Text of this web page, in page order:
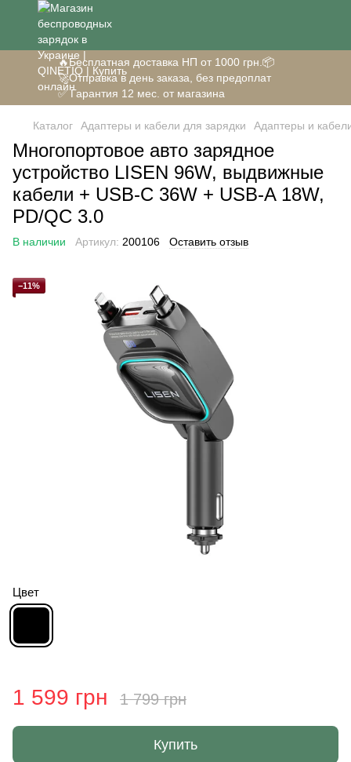
🔥Бесплатная доставка НП от 1000 грн.📦
🚀Отправка в день заказа, без предоплат
✅ Гарантия 12 мес. от магазина
Каталог Адаптеры и кабели для зарядки Адаптеры и
Многопортовое авто зарядное
устройство LISEN 96W, выдвижные
кабели + USB-C 36W + USB-A 18W,
PD/QC 3.0
В наличии Артикул: 200106 Оставить отзыв
−11%
Цвет
1 599 грн 1 799 грн
Купить